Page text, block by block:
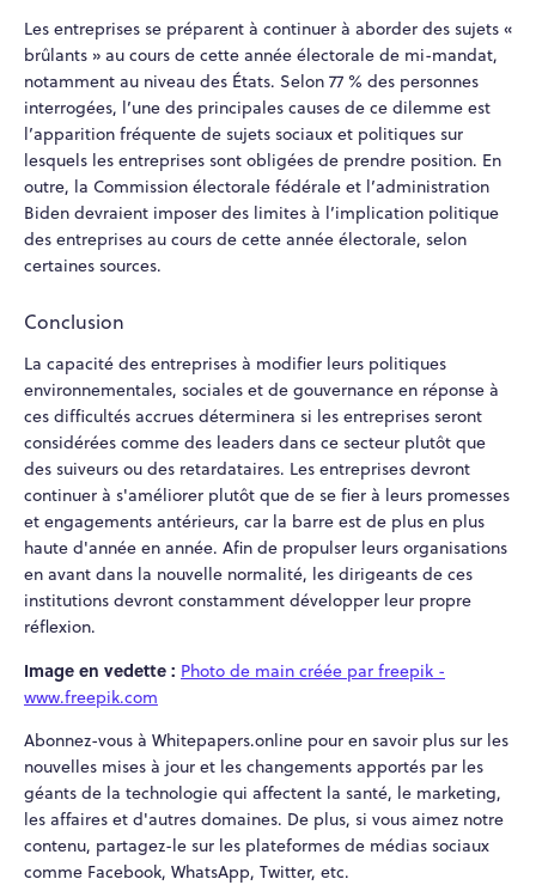
Les entreprises se préparent à continuer à aborder des sujets «
brûlants » au cours de cette année électorale de mi-mandat,
notamment au niveau des États. Selon 77 % des personnes
interrogées, l’une des principales causes de ce dilemme est
l’apparition fréquente de sujets sociaux et politiques sur
lesquels les entreprises sont obligées de prendre position. En
outre, la Commission électorale fédérale et l’administration
Biden devraient imposer des limites à l’implication politique
des entreprises au cours de cette année électorale, selon
certaines sources.
Conclusion
La capacité des entreprises à modifier leurs politiques
environnementales, sociales et de gouvernance en réponse à
ces difficultés accrues déterminera si les entreprises seront
considérées comme des leaders dans ce secteur plutôt que
des suiveurs ou des retardataires. Les entreprises devront
continuer à s'améliorer plutôt que de se fier à leurs promesses
et engagements antérieurs, car la barre est de plus en plus
haute d'année en année. Afin de propulser leurs organisations
en avant dans la nouvelle normalité, les dirigeants de ces
institutions devront constamment développer leur propre
réflexion.
Image en vedette : Photo de main créée par freepik -
www.freepik.com
Abonnez-vous à Whitepapers.online pour en savoir plus sur les
nouvelles mises à jour et les changements apportés par les
géants de la technologie qui affectent la santé, le marketing,
les affaires et d'autres domaines. De plus, si vous aimez notre
contenu, partagez-le sur les plateformes de médias sociaux
comme Facebook, WhatsApp, Twitter, etc.